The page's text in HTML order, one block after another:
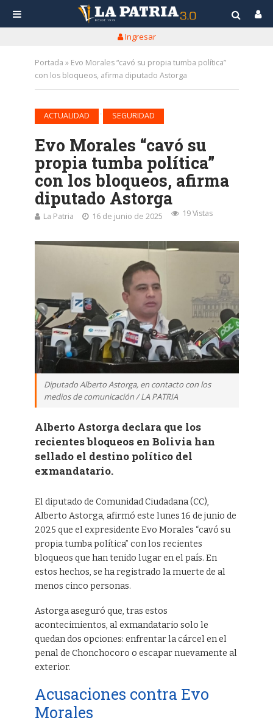
Ingresar
Portada » Evo Morales “cavó su propia tumba política”
con los bloqueos, afirma diputado Astorga
ACTUALIDAD SEGURIDAD
Evo Morales “cavó su
propia tumba política”
con los bloqueos, afirma
diputado Astorga
La Patria 16 de junio de 2025 19 Vistas
Diputado Alberto Astorga, en contacto con los
medios de comunicación / LA PATRIA
Alberto Astorga declara que los
recientes bloqueos en Bolivia han
sellado el destino político del
exmandatario.
El diputado de Comunidad Ciudadana (CC),
Alberto Astorga, afirmó este lunes 16 de junio de
2025 que el expresidente Evo Morales “cavó su
propia tumba política” con los recientes
bloqueos que han tenido lugar en el país. En
estos hechos, se ha registrado la muerte de al
menos cinco personas.
Astorga aseguró que, tras estos
acontecimientos, al exmandatario solo le
quedan dos opciones: enfrentar la cárcel en el
penal de Chonchocoro o escapar nuevamente al
exterior.
Acusaciones contra Evo
Morales